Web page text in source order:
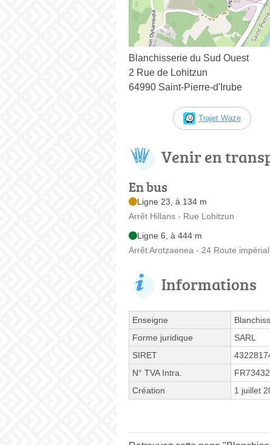
Blanchisserie du Sud Ouest
2 Rue de Lohitzun
64990 Saint-Pierre-d'Irube
Trajet Waze
Venir en
En bus
Ligne 23, à 134 m
Arrêt Hillans - Rue Lohitzun
Ligne 6, à 444 m
Arrêt Arotzaenea - 24 Route
Informations
Enseigne
Forme juridique
SARL
SIRET
N° TVA Intra.
Création
1 juillet